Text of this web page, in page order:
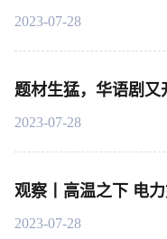
2023-07-28
题材生猛，华语剧又
2023-07-28
观察丨高温之下 电力
2023-07-28